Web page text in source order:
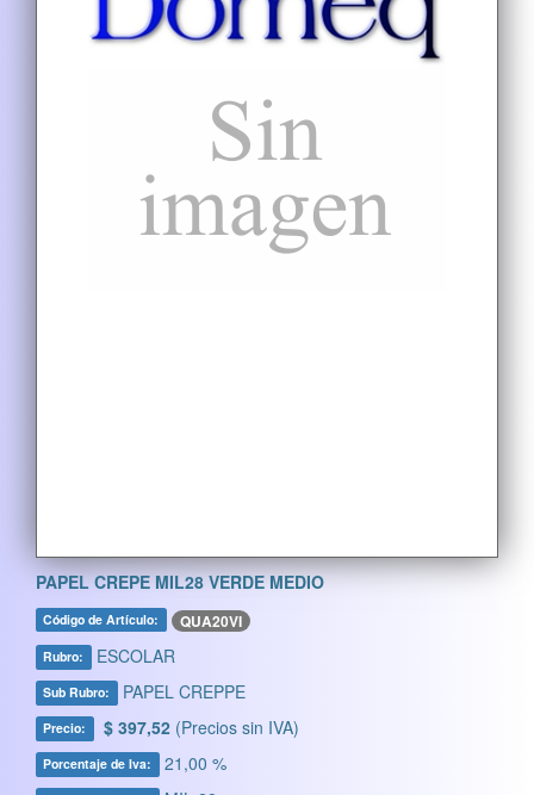
PAPEL CREPE MIL28 VERDE MEDIO
Código de Artículo: QUA20VI
Rubro: ESCOLAR
Sub Rubro: PAPEL CREPPE
Precio: $ 397,52 (Precios sin IVA)
Porcentaje de Iva: 21,00 %